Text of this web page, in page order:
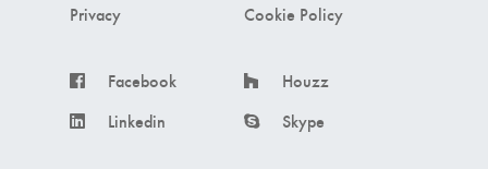
Privacy Cookie Policy
Facebook
Houzz
Linkedin
Skype